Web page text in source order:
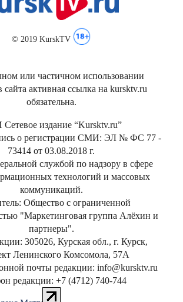
© 2019 KurskTV
или частичном использовании
сайта активная ссылка на kursktv.ru
обязательна.
издание “Kursktv.ru”
о регистрации СМИ: ЭЛ № ФС 77 -
73414 от 03.08.2018 г.
службой по надзору в сфере
технологий и массовых
коммуникаций.
Общество с ограниченной
"Маркетинговая группа Алёхин и
партнеры".
305026, Курская обл., г. Курск,
Ленинского Комсомола, 57А
почты редакции: info@kursktv.ru
редакции: +7 (4712) 740-744